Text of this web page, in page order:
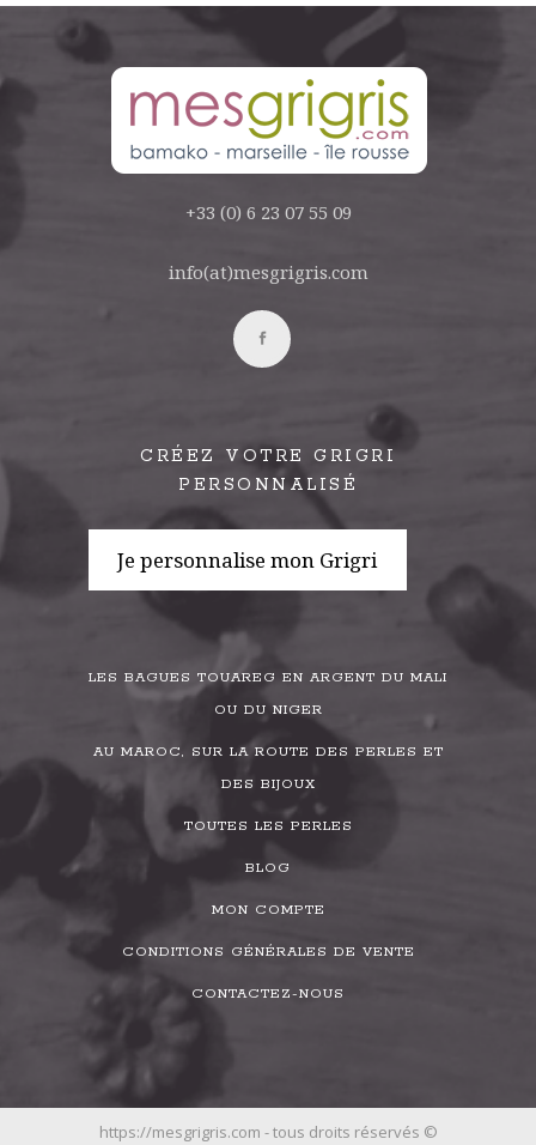
+33 (0) 6 23 07 55 09
info(at)mesgrigris.com
CRÉEZ VOTRE GRIGRI
PERSONNALISÉ
Je personnalise mon Grigri
LES BAGUES TOUAREG EN ARGENT DU MALI
OU DU NIGER
AU MAROC, SUR LA ROUTE DES PERLES ET
DES BIJOUX
TOUTES LES PERLES
BLOG
MON COMPTE
CONDITIONS GÉNÉRALES DE VENTE
CONTACTEZ-NOUS
https://mesgrigris.com - tous droits réservés ©